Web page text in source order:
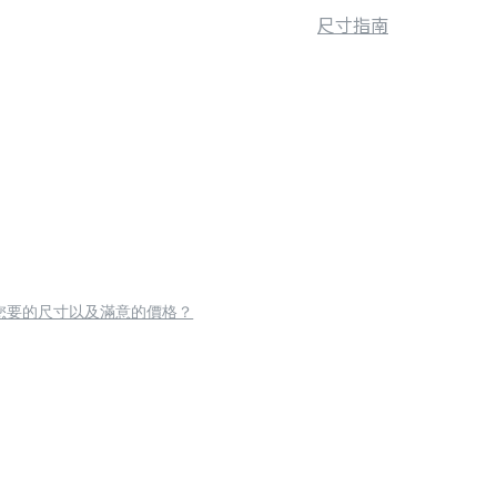
尺寸指南
要的尺寸以及滿意的價格？